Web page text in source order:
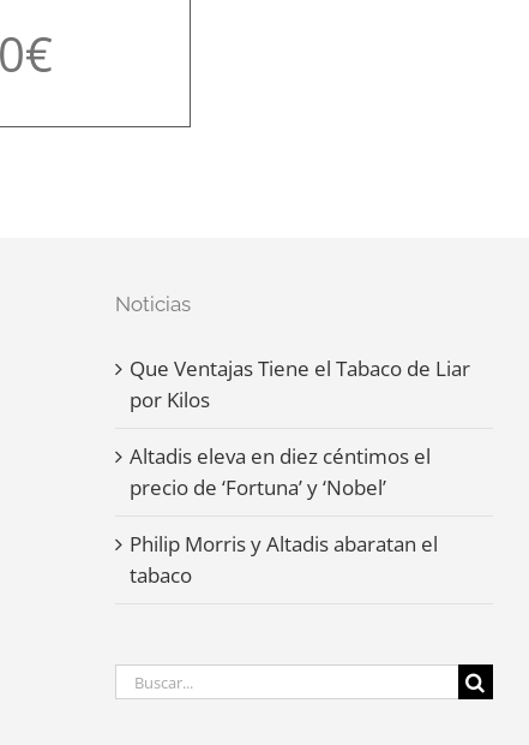
Noticias
Que Ventajas Tiene el Tabaco de Liar
por Kilos
Altadis eleva en diez céntimos el
precio de ‘Fortuna’ y ‘Nobel’
Philip Morris y Altadis abaratan el
tabaco
Buscar: